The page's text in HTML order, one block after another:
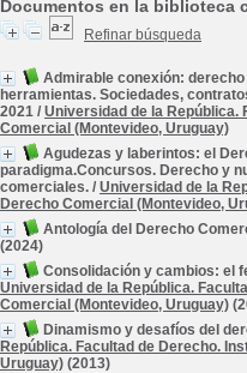
Documentos en la biblioteca
Refinar búsqueda
Admirable conexión:
herramientas. Sociedades,
2021 / Universidad de la República.
Comercial (Montevideo, Uruguay)
Agudezas y laberintos: el
paradigma.Concursos. Derecho y
comerciales. / Universidad de la
Derecho Comercial (Montevideo,
Antología del Derecho
(2024)
Consolidación y cambios: el
Universidad de la República.
Comercial (Montevideo, Uruguay)
Dinamismo y desafíos del
República. Facultad de Derecho.
Uruguay) (2013)